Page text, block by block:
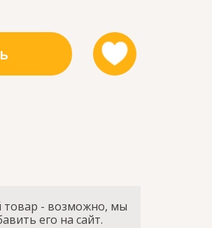
- возможно, мы
его на сайт.